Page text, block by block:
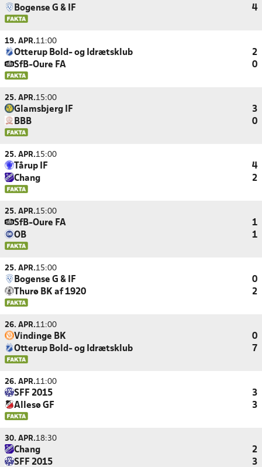
Bogense G & IF 4
19. APR.11:00
Otterup Bold- og Idrætsklub
2
SfB-Oure FA
0
25. APR.15:00
Glamsbjerg IF
3
BBB
0
25. APR.15:00
Tårup IF
4
Chang
2
25. APR.15:00
SfB-Oure FA
1
OB
1
25. APR.15:00
Bogense G & IF
0
Thurø BK af 1920
2
26. APR.11:00
Vindinge BK
0
Otterup Bold- og Idrætsklub
7
26. APR.11:00
SFF 2015
3
Allesø GF
3
30. APR.18:30
Chang
2
SFF 2015
3